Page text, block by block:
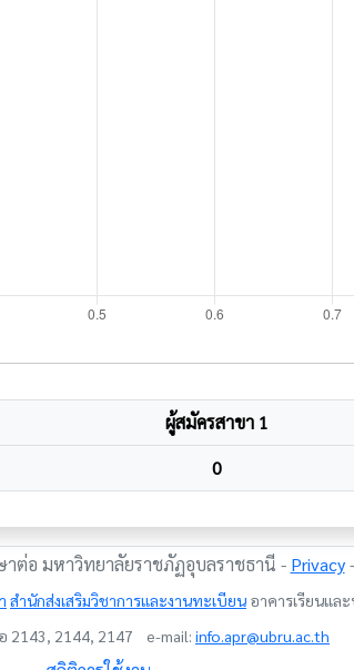
ผู้สมัครสาขา 1
0
ต่อ มหาวิทยาลัยราชภัฏอุบลราชธานี - Privacy-
สำนักส่งเสริมวิชาการและงานทะเบียน อาคารเรียนแล
2143, 2144, 2147 e-mail: info.apr@ubru.ac.th